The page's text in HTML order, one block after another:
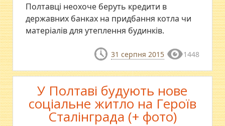
Полтавці неохоче беруть кредити в
державних банках на придбання котла чи
матеріалів для утеплення будинків.
31 серпня 2015 1448
У Полтаві будують нове
соціальне житло на Героїв
Сталінграда (+ фото)